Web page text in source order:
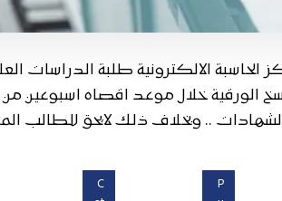
الحاسبة الالكترونية طلبة الدراسات
الورقية خلال موعد اقصاه اسبوعين من
.. وبخلاف ذلك لايحق للطالب
P
C